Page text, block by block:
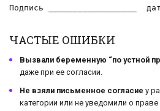
Подпись __________________
ЧАСТЫЕ ОШИБКИ
Вызвали беременную “по устной
даже при ее согласии.
Не взяли письменное согласие у
категории или не уведомили о праве